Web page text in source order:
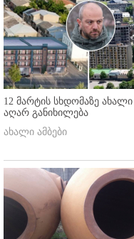
12 მარტის სხდომაზე
აღარ განიხილება
ახალი ამბები